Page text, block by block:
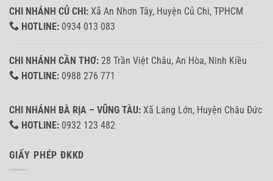
CHI NHÁNH CỦ CHI: Xã An Nhơn Tây, Huyện Củ Chi, TPHCM
HOTLINE: 0934 013 083
CHI NHÁNH CẦN THƠ: 28 Trần Việt Châu, An Hòa, Ninh Kiều
HOTLINE: 0988 276 771
CHI NHÁNH BÀ RỊA – VŨNG TÀU: Xã Láng Lớn, Huyện Châu Đức
HOTLINE: 0932 123 482
GIẤY PHÉP ĐKKD